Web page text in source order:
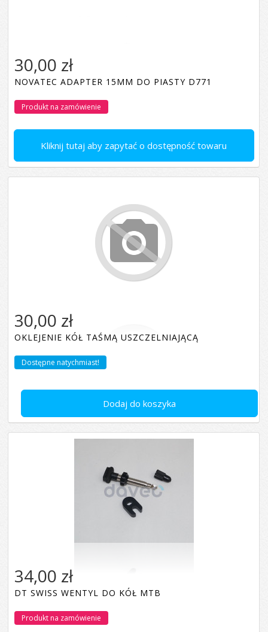
Kliknij tutaj aby zapytać o dostępność towaru
30,00 zł
NOVATEC ADAPTER 15MM DO PIASTY D771
Produkt na zamówienie
Dodaj do koszyka
30,00 zł
OKLEJENIE KÓŁ TAŚMĄ USZCZELNIAJĄCĄ
Dostępne natychmiast!
34,00 zł
DT SWISS WENTYL DO KÓŁ MTB
Produkt na zamówienie